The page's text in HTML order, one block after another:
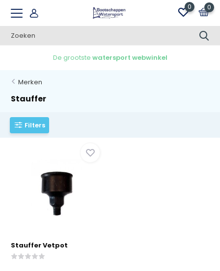
0 0
De grootstewatersport webwinkel
Merken
Stauffer
Filters
Stauffer Vetpot